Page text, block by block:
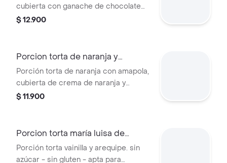
cubierta con ganache de chocolate
semiamargo. sin gluten - sin azúcar -
con stevia.
$ 12.900
Porcion torta de naranja y
amapola
Porción torta de naranja con amapola,
cubierta de crema de naranja y
topping de semillas de amapola. sin
y avena. endulzada con stevia.
$ 11.900
Porcion torta maría luisa de
arequipe
Porción torta vainilla y arequipe. sin
azúcar - sin gluten - apta para